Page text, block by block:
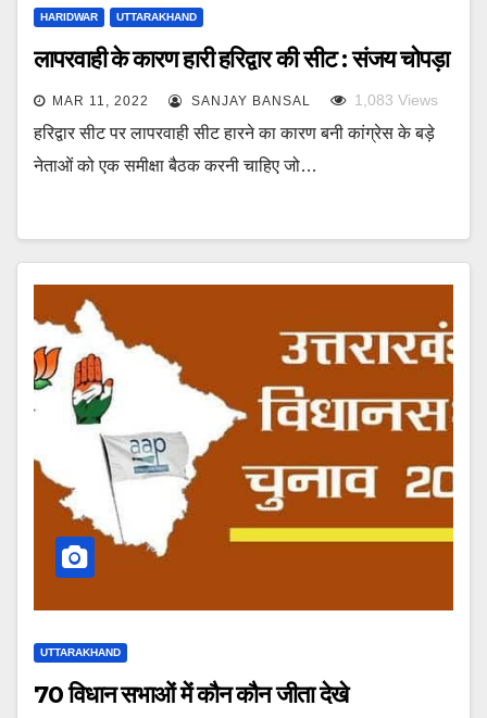
HARIDWAR UTTARAKHAND
लापरवाही के कारण हारी हरिद्वार की सीट : संजय चोपड़ा
MAR 11, 2022 SANJAY BANSAL 1,083 Views
हरिद्वार सीट पर लापरवाही सीट हारने का कारण बनी कांग्रेस के बड़े
नेताओं को एक समीक्षा बैठक करनी चाहिए जो…
UTTARAKHAND
70 विधान सभाओं में कौन कौन जीता देखे